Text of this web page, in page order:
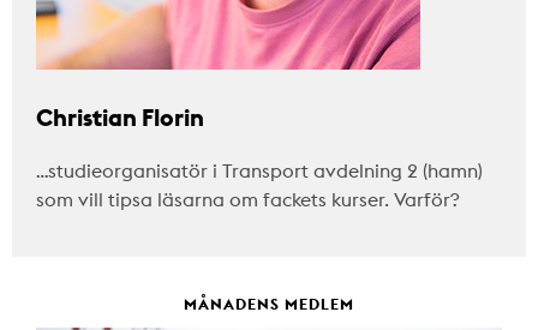
Christian Florin
…studieorganisatör i Transport avdelning 2 (hamn)
som vill tipsa läsarna om fackets kurser. Varför?
MÅNADENS MEDLEM